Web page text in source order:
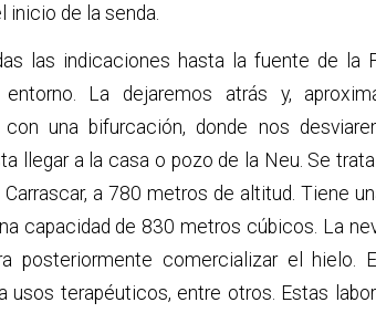
inicio de la senda.
las indicaciones hasta la fuente de la
La dejaremos atrás y,
con una bifurcación, donde nos
llegar a la casa o pozo de la Neu. Se
a 780 metros de altitud. Tiene
capacidad de 830 metros cúbicos. La
posteriormente comercializar el
usos terapéuticos, entre otros. Estas